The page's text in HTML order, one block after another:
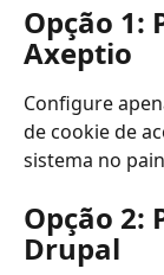
Opção 1:
Axeptio
Configure
de cookie de
sistema no
Opção 2:
Drupal